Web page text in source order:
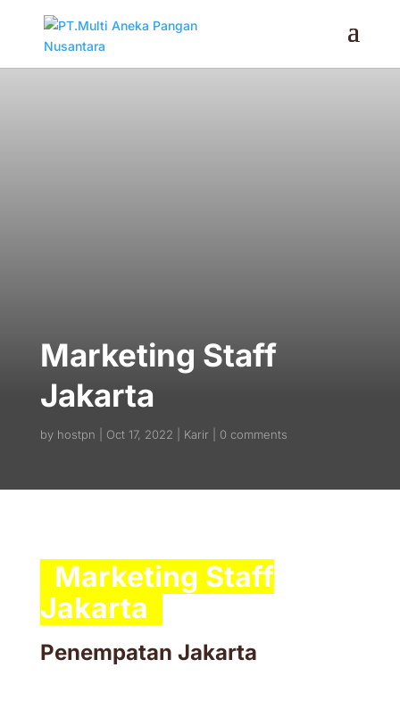
Marketing Staff
Jakarta
by hostpn Oct 17, 2022 Karir 0 comments
Marketing Staff
Jakarta
Penempatan Jakarta